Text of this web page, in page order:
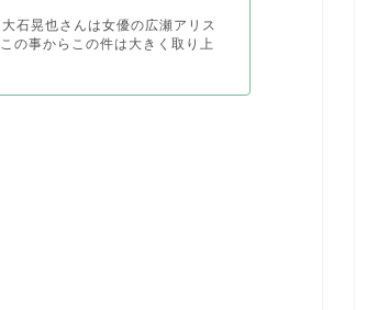
石晃也さんは女優の広瀬アリス
の事からこの件は大きく取り上